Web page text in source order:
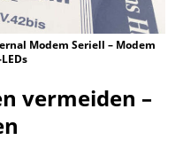
Modem Seriell – Modem
vermeiden –